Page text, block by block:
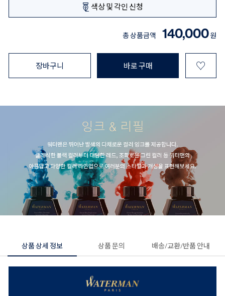
색상 및 각인 신청
총 상품금액 140,000원
장바구니 바로 구매 ♡
상품 상세 정보 상품 문의 배송/교환/반품 안내